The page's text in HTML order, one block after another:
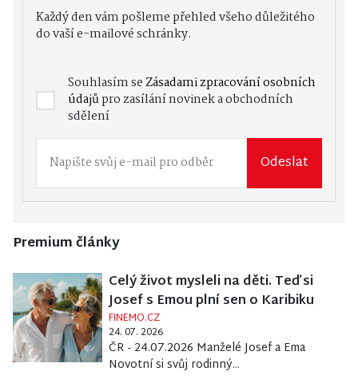
Každý den vám pošleme přehled všeho důležitého
do vaší e-mailové schránky.
Souhlasím seZásadami zpracování osobních
údajůpro zasílání novinek a obchodních
sdělení
Odeslat
Premium články
Celý život mysleli na děti. Teď si
Josef s Emou plní sen o Karibiku
FINEMO.CZ
24. 07. 2026
ČR - 24.07.2026 Manželé Josef a Ema
Novotní si svůj rodinný...